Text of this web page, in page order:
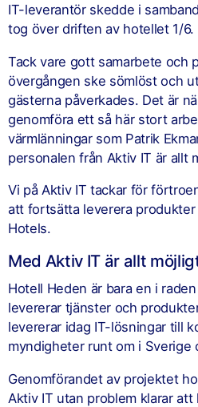
IT-leverantör skedde i
tog över driften av hotellet 1/6.
Tack vare gott samarbete och
övergången ske sömlöst och
gästerna påverkades. Det är
genomföra ett så här stort
värmlänningar som Patrik
personalen från Aktiv IT är allt
Vi på Aktiv IT tackar för
att fortsätta leverera
Hotels.
Med Aktiv IT är allt
Hotell Heden är bara en i
levererar tjänster och
levererar idag IT-lösningar till
myndigheter runt om i Sverige
Genomförandet av projektet
Aktiv IT utan problem klarar